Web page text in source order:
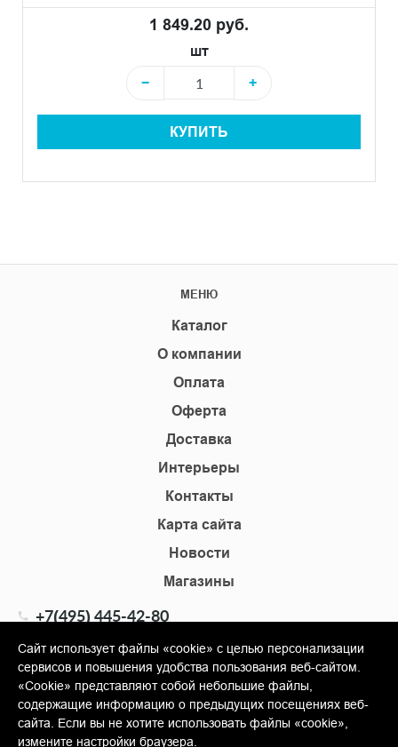
1 849.20 руб.
шт
−
+
КУПИТЬ
МЕНЮ
Каталог
О компании
Оплата
Оферта
Доставка
Интерьеры
Контакты
Карта сайта
Новости
Магазины
+7(495) 445-42-80
info@shopkm.ru
© Copyright 2013-2026 KERAMA MARAZZI, ООО «Гамма
Керамика»
Сайт использует файлы «cookie» с целью персонализации
сервисов и повышения удобства пользования веб-сайтом.
«Cookie» представляют собой небольшие файлы,
содержащие информацию о предыдущих посещениях веб-
сайта. Если вы не хотите использовать файлы «cookie»,
измените настройки браузера.